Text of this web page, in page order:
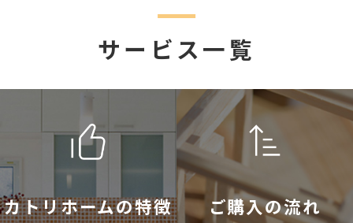
サービス一覧
カトリホームの特徴 ご購入の流れ